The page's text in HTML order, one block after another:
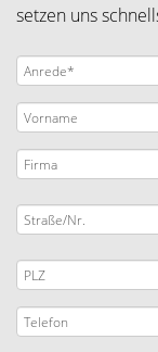
setzen uns